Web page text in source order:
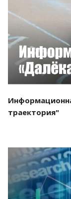
траектория"